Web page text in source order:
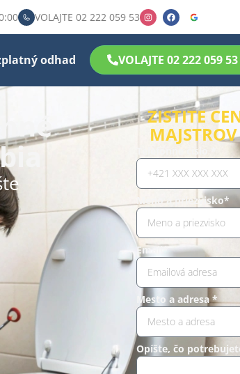
VOLAJTE 02 222 059 53
odhad VOLAJTE 02 222 059 53
ZISTITE
Telefónne číslo *
Meno a priezvisko*
Email*
Mesto a adresa *
Opíšte, čo